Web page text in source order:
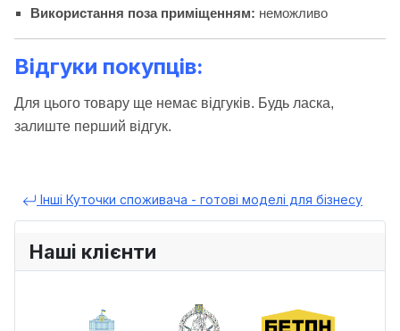
Використання поза приміщенням: неможливо
Відгуки покупців:
Для цього товару ще немає відгуків. Будь ласка,
залиште перший відгук.
Інші Куточки споживача - готові моделі для бізнесу
Наші клієнти